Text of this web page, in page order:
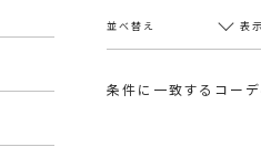
並べ替え 表
条件に一致するコー